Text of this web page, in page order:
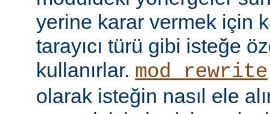
yerine karar vermek için
tarayıcı türü gibi isteğe
kullanırlar. mod_rewrite
olarak isteğin nasıl ele